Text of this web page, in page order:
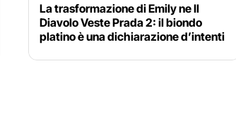
La trasformazione di Emily ne Il
Diavolo Veste Prada 2: il biondo
platino è una dichiarazione d’intenti